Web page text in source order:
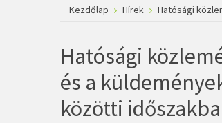
Kezdőlap Hírek Hatósági
Hatósági
és a
közötti